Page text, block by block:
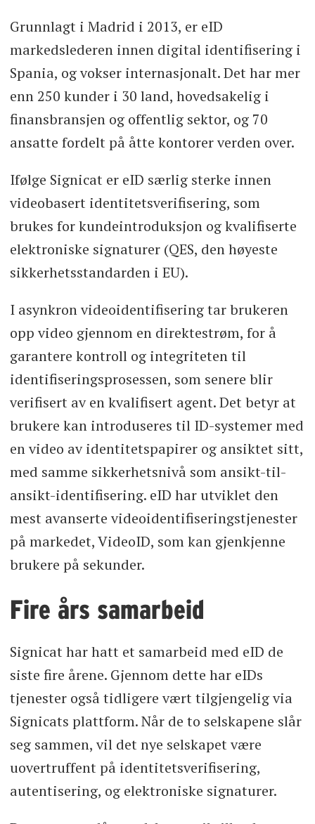
Grunnlagt i Madrid i 2013, er eID
markedslederen innen digital identifisering i
Spania, og vokser internasjonalt. Det har mer
enn 250 kunder i 30 land, hovedsakelig i
finansbransjen og offentlig sektor, og 70
ansatte fordelt på åtte kontorer verden over.
Ifølge Signicat er eID særlig sterke innen
videobasert identitetsverifisering, som
brukes for kundeintroduksjon og kvalifiserte
elektroniske signaturer (QES, den høyeste
sikkerhetsstandarden i EU).
I asynkron videoidentifisering tar brukeren
opp video gjennom en direktestrøm, for å
garantere kontroll og integriteten til
identifiseringsprosessen, som senere blir
verifisert av en kvalifisert agent. Det betyr at
brukere kan introduseres til ID-systemer med
en video av identitetspapirer og ansiktet sitt,
med samme sikkerhetsnivå som ansikt-til-
ansikt-identifisering. eID har utviklet den
mest avanserte videoidentifiseringstjenester
på markedet, VideoID, som kan gjenkjenne
brukere på sekunder.
Fire års samarbeid
Signicat har hatt et samarbeid med eID de
siste fire årene. Gjennom dette har eIDs
tjenester også tidligere vært tilgjengelig via
Signicats plattform. Når de to selskapene slår
seg sammen, vil det nye selskapet være
uovertruffent på identitetsverifisering,
autentisering, og elektroniske signaturer.